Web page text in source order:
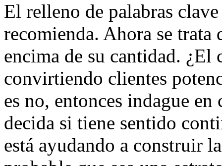
El relleno de palabras
recomienda. Ahora se
encima de su cantidad. ¿El
convirtiendo clientes
es no, entonces indague
decida si tiene sentido
está ayudando a construir